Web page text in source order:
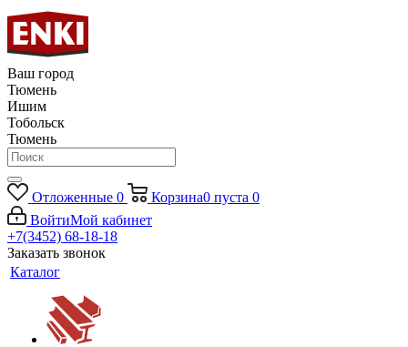
Ваш город
Тюмень
Ишим
Тобольск
Тюмень
Отложенные 0 Корзина0 пуста 0
ВойтиМой кабинет
+7(3452) 68-18-18
Заказать звонок
Каталог